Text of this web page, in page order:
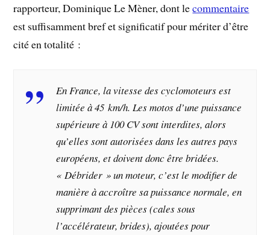
rapporteur, Dominique Le Mèner, dont lecommentaire
est suffisamment bref et significatif pour mériter d’être
cité en totalité :
En France, la vitesse des cyclomoteurs est
limitée à 45 km/h. Les motos d’une puissance
supérieure à 100 CV sont interdites, alors
qu’elles sont autorisées dans les autres pays
européens, et doivent donc être bridées.
« Débrider » un moteur, c’est le modifier de
manière à accroître sa puissance normale, en
supprimant des pièces (cales sous
l’accélérateur, brides), ajoutées pour